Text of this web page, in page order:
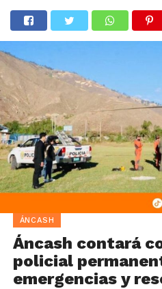
ÁNCASH
Áncash contará
policial
emergencias y